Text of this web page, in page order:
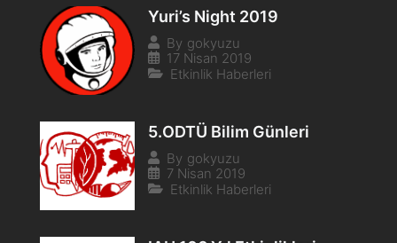
Yuri’s Night 2019
By gokyuzu
17 Nisan 2019
Etkinlik Haberleri
5.ODTÜ Bilim Günleri
By gokyuzu
7 Nisan 2019
Etkinlik Haberleri